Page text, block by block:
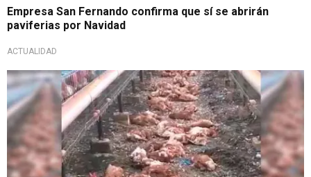
Empresa San Fernando confirma que sí se abrirán
paviferias por Navidad
ACTUALIDAD